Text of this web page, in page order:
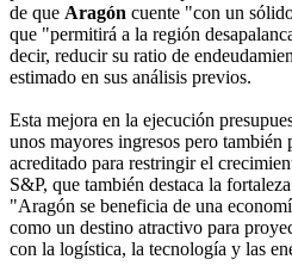
de que Aragón cuente "con un
que "permitirá a la región
decir, reducir su ratio de
estimado en sus análisis previos.
Esta mejora en la ejecución
unos mayores ingresos pero también
acreditado para restringir el
S&P, que también destaca la
"Aragón se beneficia de una
como un destino atractivo para
con la logística, la tecnología y las